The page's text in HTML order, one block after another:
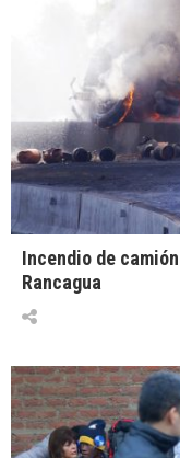
Incendio de
Rancagua